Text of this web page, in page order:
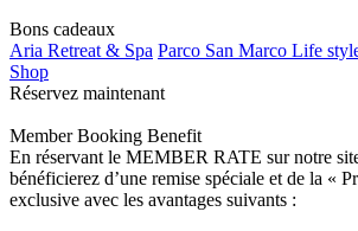
Bons cadeaux
Aria Retreat & Spa Parco San Marco Life
Shop
Réservez maintenant
Member Booking Benefit
En réservant le MEMBER RATE sur notre
bénéficierez d’une remise spéciale et de la «
exclusive avec les avantages suivants :